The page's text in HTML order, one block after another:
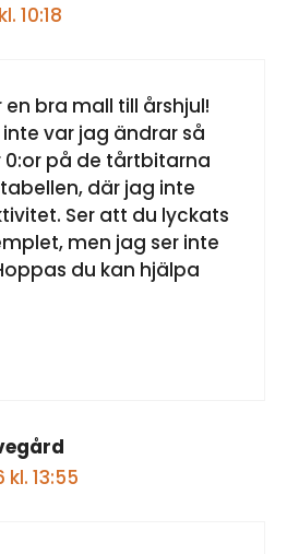
10:18
bra mall till årshjul!
var jag ändrar så
på de tårtbitarna
där jag inte
Ser att du lyckats
men jag ser inte
du kan hjälpa
13:55